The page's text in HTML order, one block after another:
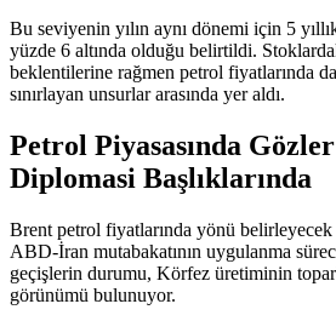
Bu seviyenin yılın aynı dönemi için 5
yüzde 6 altında olduğu belirtildi.
beklentilerine rağmen petrol fiyatlarında
sınırlayan unsurlar arasında yer aldı.
Petrol Piyasasında
Diplomasi Başlıklarında
Brent petrol fiyatlarında yönü belirleyecek
ABD-İran mutabakatının uygulanma
geçişlerin durumu, Körfez üretiminin
görünümü bulunuyor.